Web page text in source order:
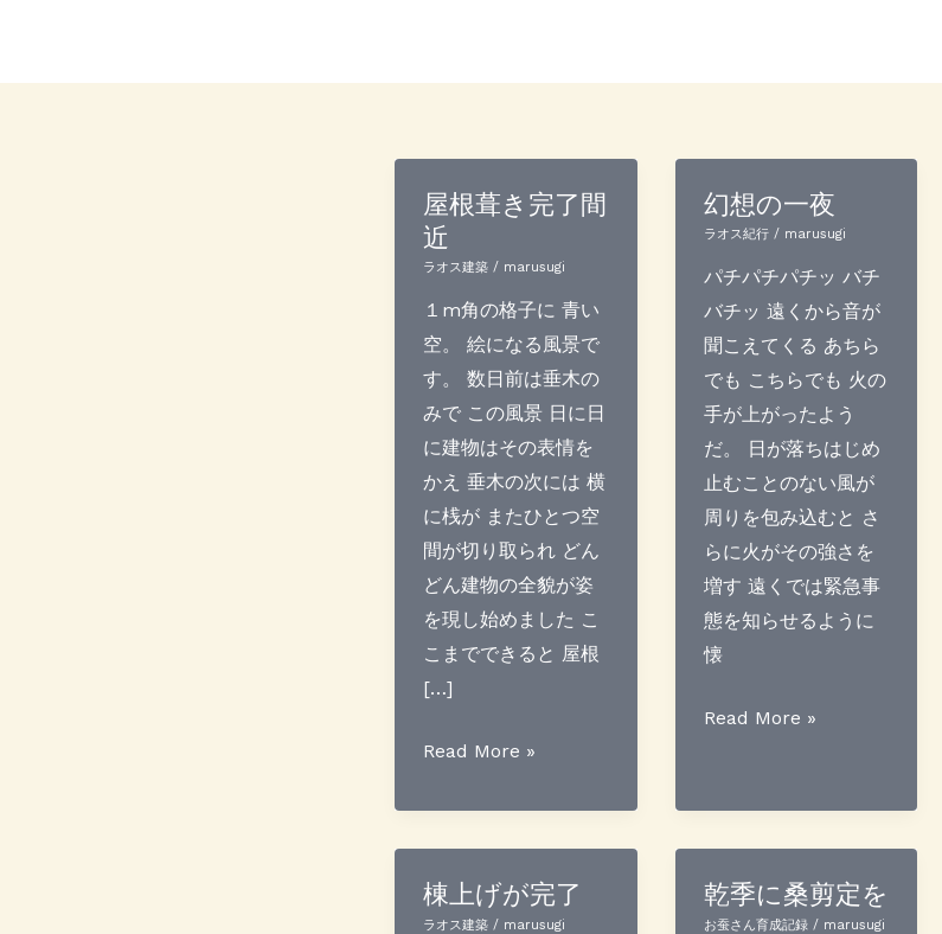
を
屋根葺き完了間
近
ラオス建築 / marusugi
１m角の格子に 青い
空。 絵になる風景で
す。 数日前は垂木の
みで この風景 日に日
に建物はその表情を
かえ 垂木の次には 横
に桟が またひとつ空
間が切り取られ どん
どん建物の全貌が姿
を現し始めました こ
こまでできると 屋根
[…]
屋
葺
き
完
了
Read More »
幻想の一夜
ラオス紀行/ marusugi
パチパチパチッ バチ
バチッ 遠くから音が
聞こえてくる あちら
でも こちらでも 火の
手が上がったよう
だ。 日が落ちはじめ
止むことのない風が
周りを包み込むと さ
らに火がその強さを
増す 遠くでは緊急事
態を知らせるように
懐
幻
夜
Read More »
棟上げが完了
ラオス建築 / marusugi
乾季に桑剪定を
お蚕さん育成記録/ marusugi